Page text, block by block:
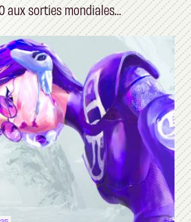
aux sorties mondiales